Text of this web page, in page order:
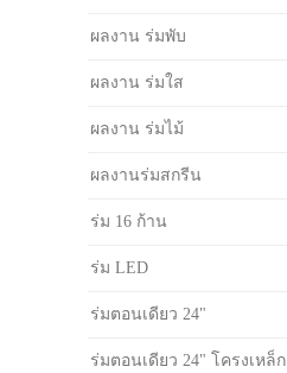
ผลงาน ร่มพับ
ผลงาน ร่มใส
ผลงาน ร่มไม้
ผลงานร่มสกรีน
ร่ม 16 ก้าน
ร่ม LED
ร่มตอนเดียว 24"
ร่มตอนเดียว 24" โครงเหล็ก